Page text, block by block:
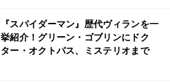
『スパイダーマン』歴代ヴィランを一
挙紹介！グリーン・ゴブリンにドク
ター・オクトパス、ミステリオまで